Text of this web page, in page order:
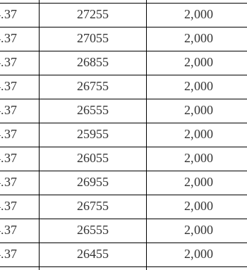
27255
2,000
27055
2,000
26855
2,000
26755
2,000
26555
2,000
25955
2,000
26055
2,000
26955
2,000
26755
2,000
26555
2,000
26455
2,000